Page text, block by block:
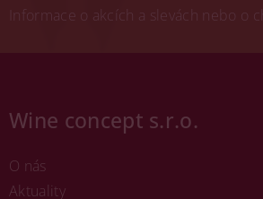
Informace o akcích a slevách nebo o
Wine concept s.r.o.
O nás
Aktuality